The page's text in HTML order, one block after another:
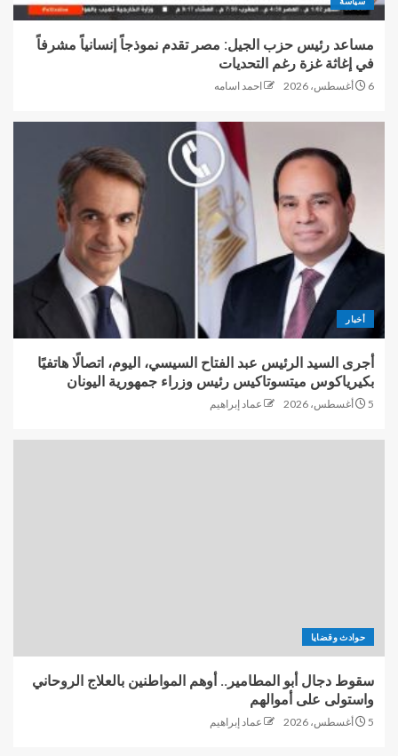
مساعد رئيس حزب الجيل: مصر تقدم نموذجاً إنسانياً مشرفاً
في إغاثة غزة رغم التحديات
6 أغسطس، 2026 احمد اسامه
أخبار
أجرى السيد الرئيس عبد الفتاح السيسي، اليوم، اتصالًا هاتفيًا
بكيرياكوس ميتسوتاكيس رئيس وزراء جمهورية اليونان
5 أغسطس، 2026 عماد إبراهيم
حوادث وقضايا
سقوط دجال أبو المطامير.. أوهم المواطنين بالعلاج الروحاني
واستولى على أموالهم
5 أغسطس، 2026 عماد إبراهيم